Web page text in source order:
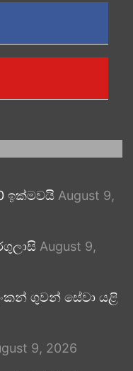
ඉක්මවයි August 9,
August 9,
ගුවන් සේවා යළි
9, 2026